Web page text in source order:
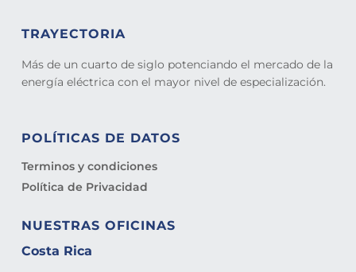
TRAYECTORIA
Más de un cuarto de siglo potenciando el mercado de la
energía eléctrica con el mayor nivel de especialización.
POLÍTICAS DE DATOS
Terminos y condiciones
Política de Privacidad
NUESTRAS OFICINAS
Costa Rica